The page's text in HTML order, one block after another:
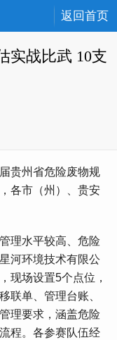
返回首页
实战比武 10支
贵州省危险废物规
各市（州）、贵安
理水平较高、危险
河环境技术有限公
现场设置5个点位，
联单、管理台账、
理要求，涵盖危险
程。各参赛队伍经